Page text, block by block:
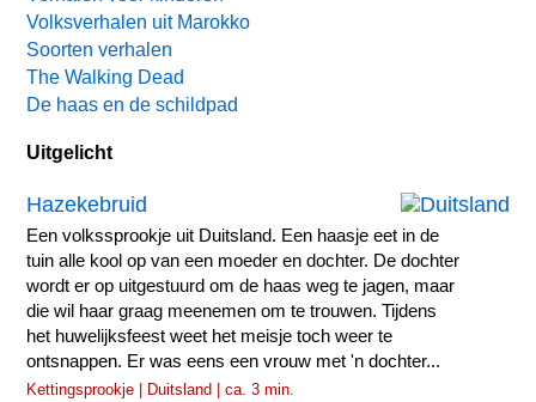
Volksverhalen uit Marokko
Soorten verhalen
The Walking Dead
De haas en de schildpad
Uitgelicht
Hazekebruid
Een volkssprookje uit Duitsland. Een haasje eet in de
tuin alle kool op van een moeder en dochter. De dochter
wordt er op uitgestuurd om de haas weg te jagen, maar
die wil haar graag meenemen om te trouwen. Tijdens
het huwelijksfeest weet het meisje toch weer te
ontsnappen. Er was eens een vrouw met 'n dochter...
Kettingsprookje | Duitsland | ca. 3 min.